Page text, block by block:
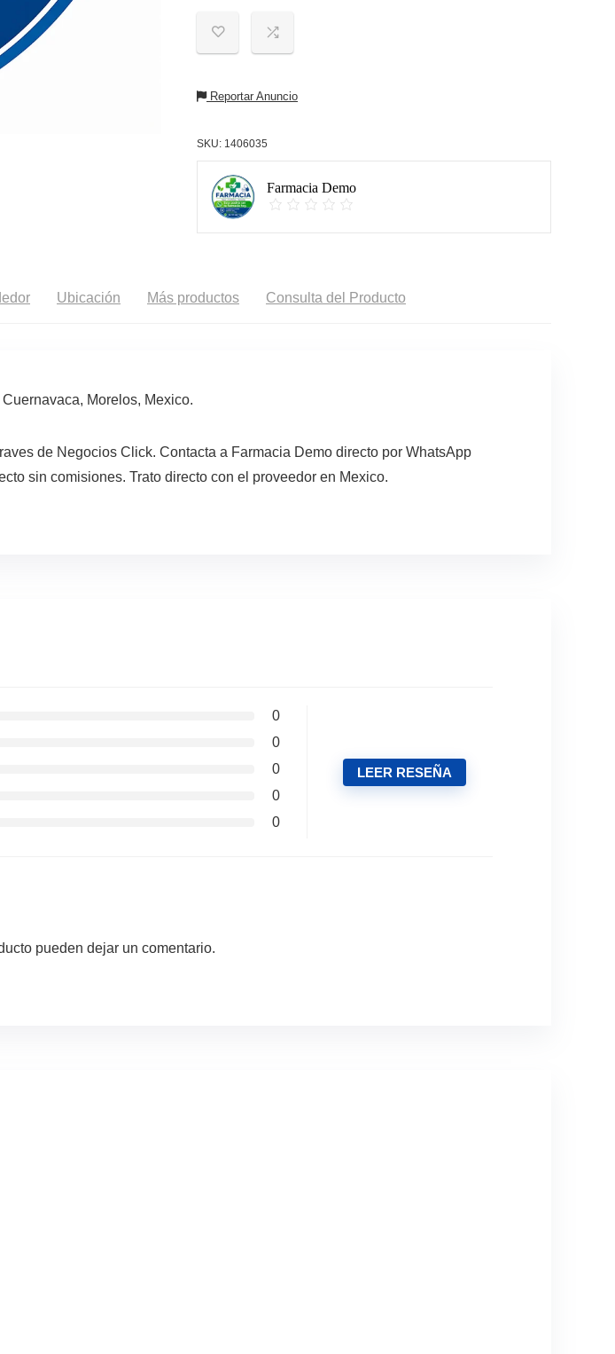
Reportar Anuncio
SKU: 1406035
Farmacia Demo
Ubicación Más productos Consulta del Producto
Morelos, Mexico.
de Negocios Click. Contacta a Farmacia Demo directo por WhatsApp
sin comisiones. Trato directo con el proveedor en Mexico.
0
0
0
0
0
LEER RESEÑA
pueden dejar un comentario.